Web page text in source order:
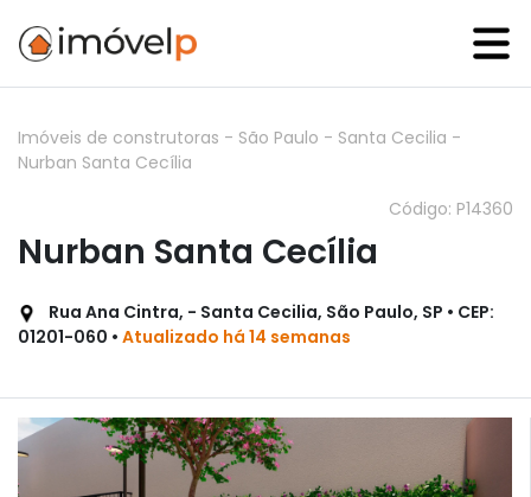
Imóveis de construtoras - São Paulo - Santa Cecilia -
Nurban Santa Cecília
Código: P14360
Nurban Santa Cecília
Rua Ana Cintra, - Santa Cecilia, São Paulo, SP • CEP:
01201-060 • Atualizado há 14 semanas